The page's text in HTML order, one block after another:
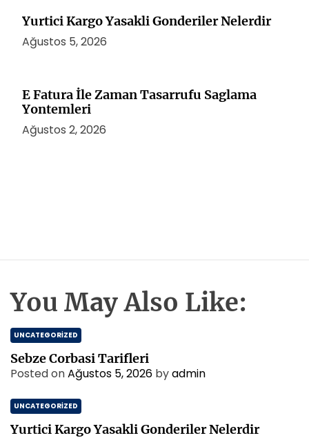
Yurtici Kargo Yasakli Gonderiler Nelerdir
Ağustos 5, 2026
E Fatura İle Zaman Tasarrufu Saglama
Yontemleri
Ağustos 2, 2026
You May Also Like:
UNCATEGORIZED
Sebze Corbasi Tarifleri
Posted onAğustos 5, 2026 byadmin
UNCATEGORIZED
Yurtici Kargo Yasakli Gonderiler Nelerdir